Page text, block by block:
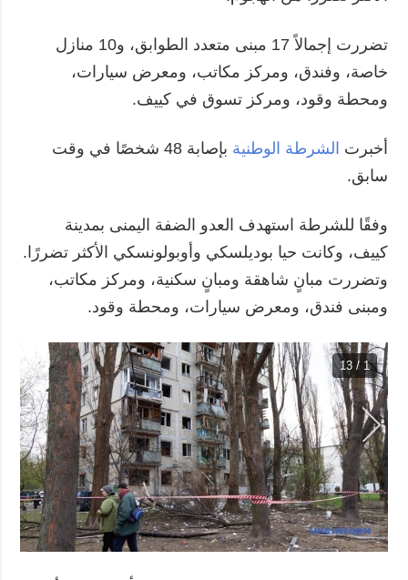
تضررت إجمالاً 17 مبنى متعدد الطوابق، و10 منازل
خاصة، وفندق، ومركز مكاتب، ومعرض سيارات،
ومحطة وقود، ومركز تسوق في كييف.
أخبرت الشرطة الوطنية
بإصابة 48 شخصًا في وقت
سابق.
وفقًا للشرطة استهدف العدو الضفة اليمنى بمدينة
كييف، وكانت حيا بوديلسكي وأوبولونسكي الأكثر تضررًا.
وتضررت مبانٍ شاهقة ومبانٍ سكنية، ومركز مكاتب،
ومبنى فندق، ومعرض سيارات، ومحطة وقود.
1 / 13